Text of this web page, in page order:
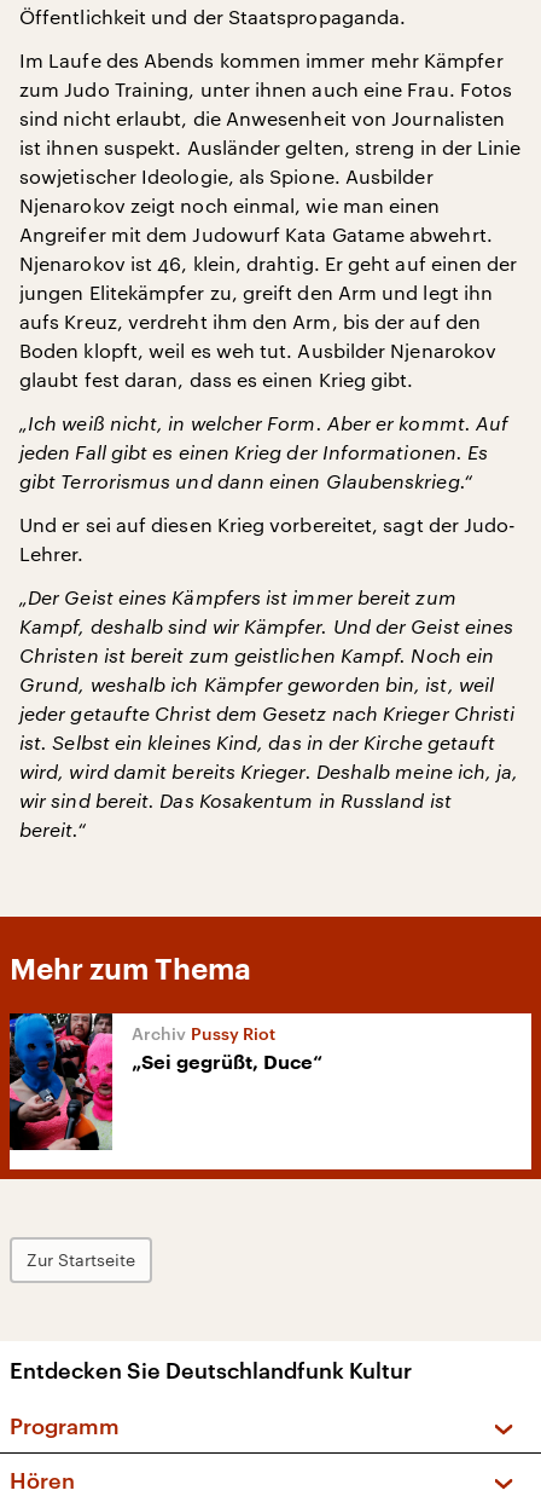
Öffentlichkeit und der Staatspropaganda.
Im Laufe des Abends kommen immer mehr Kämpfer
zum Judo Training, unter ihnen auch eine Frau. Fotos
sind nicht erlaubt, die Anwesenheit von Journalisten
ist ihnen suspekt. Ausländer gelten, streng in der Linie
sowjetischer Ideologie, als Spione. Ausbilder
Njenarokov zeigt noch einmal, wie man einen
Angreifer mit dem Judowurf Kata Gatame abwehrt.
Njenarokov ist 46, klein, drahtig. Er geht auf einen der
jungen Elitekämpfer zu, greift den Arm und legt ihn
aufs Kreuz, verdreht ihm den Arm, bis der auf den
Boden klopft, weil es weh tut. Ausbilder Njenarokov
glaubt fest daran, dass es einen Krieg gibt.
„Ich weiß nicht, in welcher Form. Aber er kommt. Auf
jeden Fall gibt es einen Krieg der Informationen. Es
gibt Terrorismus und dann einen Glaubenskrieg.“
Und er sei auf diesen Krieg vorbereitet, sagt der Judo-
Lehrer.
„Der Geist eines Kämpfers ist immer bereit zum
Kampf, deshalb sind wir Kämpfer. Und der Geist eines
Christen ist bereit zum geistlichen Kampf. Noch ein
Grund, weshalb ich Kämpfer geworden bin, ist, weil
jeder getaufte Christ dem Gesetz nach Krieger Christi
ist. Selbst ein kleines Kind, das in der Kirche getauft
wird, wird damit bereits Krieger. Deshalb meine ich, ja,
wir sind bereit. Das Kosakentum in Russland ist
bereit.“
Mehr zum Thema
Pussy Riot
„Sei gegrüßt, Duce“
Zur Startseite
Entdecken Sie Deutschlandfunk Kultur
Programm
Hören